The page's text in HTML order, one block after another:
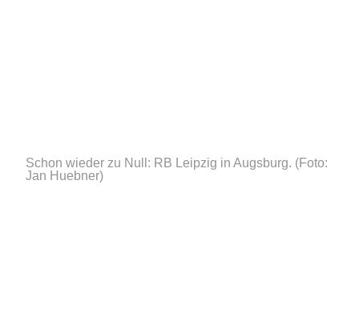
Schon wieder zu Null: RB Leipzig in Augsburg. (Foto:
Jan Huebner)